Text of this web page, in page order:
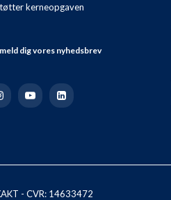
kerneopgaven
dig vores nyhedsbrev
- CVR: 14633472